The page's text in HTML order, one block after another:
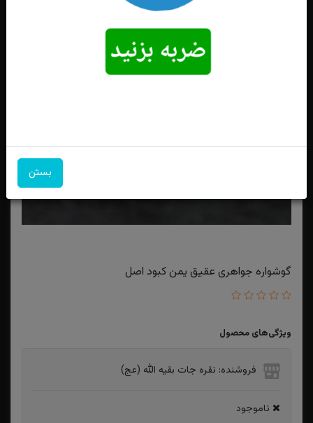
گوشواره جواهری عقیق یمن کبود اصل
ویژگی‌های محصول
فروشنده: نقره جات بقیه الله (عج)
ناموجود
بستن